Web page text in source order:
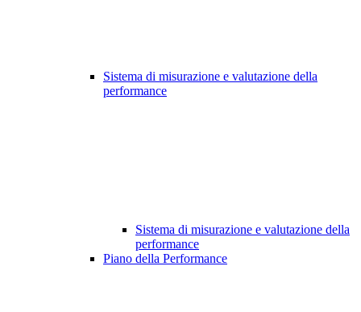
Sistema di misurazione e valutazione della
performance
Sistema di misurazione e valutazione della
performance
Piano della Performance